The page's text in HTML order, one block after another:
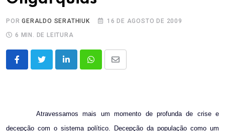
PORGERALDO SERATHIUK
16 DE AGOSTO DE 2009
6 MIN. DE LEITURA
LinkedInWhatsappShare
Atravessamos mais um momento de profunda de crise e
decepção com o sistema político. Decepção da população como um